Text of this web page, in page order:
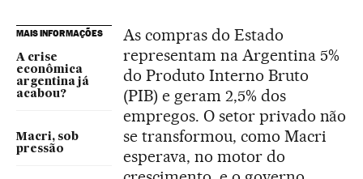
MAIS INFORMAÇÕES
A crise
econômica
argentina já
acabou?
Macri, sob
pressão
As compras do Estado
representam na Argentina 5%
do Produto Interno Bruto
(PIB) e geram 2,5% dos
empregos. O setor privado não
se transformou, como Macri
esperava, no motor do